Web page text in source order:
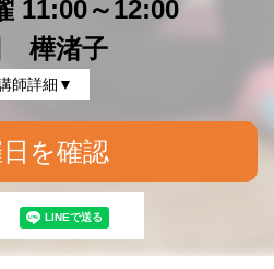
11:00～12:00
樺渚子
師詳細▼
を確認